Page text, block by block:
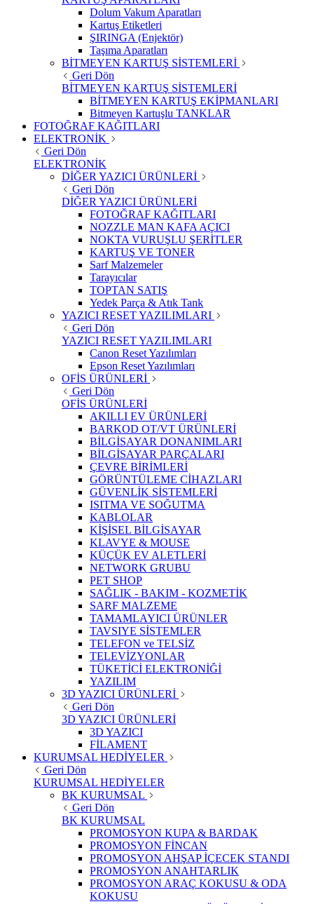
Dolum Vakum Aparatları
Kartuş Etiketleri
ŞIRINGA (Enjektör)
Taşıma Aparatları
BİTMEYEN KARTUŞ SİSTEMLERİ
Geri Dön
BİTMEYEN KARTUŞ SİSTEMLERİ
BİTMEYEN KARTUŞ EKİPMANLARI
Bitmeyen Kartuşlu TANKLAR
FOTOĞRAF KAĞITLARI
ELEKTRONİK
Geri Dön
ELEKTRONİK
DİĞER YAZICI ÜRÜNLERİ
Geri Dön
DİĞER YAZICI ÜRÜNLERİ
FOTOĞRAF KAĞITLARI
NOZZLE MAN KAFA AÇICI
NOKTA VURUŞLU ŞERİTLER
KARTUŞ VE TONER
Sarf Malzemeler
Tarayıcılar
TOPTAN SATIŞ
Yedek Parça & Atık Tank
YAZICI RESET YAZILIMLARI
Geri Dön
YAZICI RESET YAZILIMLARI
Canon Reset Yazılımları
Epson Reset Yazılımları
OFİS ÜRÜNLERİ
Geri Dön
OFİS ÜRÜNLERİ
AKILLI EV ÜRÜNLERİ
BARKOD OT/VT ÜRÜNLERİ
BİLGİSAYAR DONANIMLARI
BİLGİSAYAR PARÇALARI
ÇEVRE BİRİMLERİ
GÖRÜNTÜLEME CİHAZLARI
GÜVENLİK SİSTEMLERİ
ISITMA VE SOĞUTMA
KABLOLAR
KİŞİSEL BİLGİSAYAR
KLAVYE & MOUSE
KÜÇÜK EV ALETLERİ
NETWORK GRUBU
PET SHOP
SAĞLIK - BAKIM - KOZMETİK
SARF MALZEME
TAMAMLAYICI ÜRÜNLER
TAVSIYE SİSTEMLER
TELEFON ve TELSİZ
TELEVİZYONLAR
TÜKETİCİ ELEKTRONİĞİ
YAZILIM
3D YAZICI ÜRÜNLERİ
Geri Dön
3D YAZICI ÜRÜNLERİ
3D YAZICI
FİLAMENT
KURUMSAL HEDİYELER
Geri Dön
KURUMSAL HEDİYELER
BK KURUMSAL
Geri Dön
BK KURUMSAL
PROMOSYON KUPA & BARDAK
PROMOSYON FİNCAN
PROMOSYON AHŞAP İÇECEK STANDI
PROMOSYON ANAHTARLIK
PROMOSYON ARAÇ KOKUSU & ODA
KOKUSU